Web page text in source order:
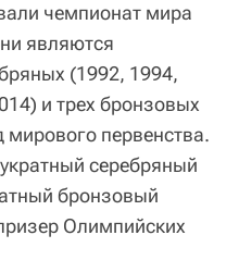
чемпионат мира
являются
(1992, 1994,
и трех бронзовых
мирового первенства.
серебряный
бронзовый
Олимпийских